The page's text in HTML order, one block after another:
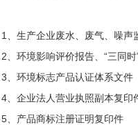
1、生产企业废水、废气、噪声
2、环境影响评价报告、“三同
3、环境标志产品认证体系文件
4、企业法人营业执照副本复印
5、产品商标注册证明复印件